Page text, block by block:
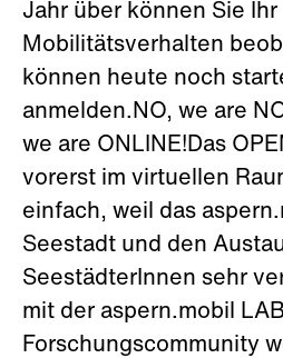
Jahr über können Sie Ihr
Mobilitätsverhalten
können heute noch
anmelden.NO, we are
we are ONLINE!Das
vorerst im virtuellen
einfach, weil das
Seestadt und den
SeestädterInnen sehr
mit der aspern.mobil LAB
Forschungscommunity